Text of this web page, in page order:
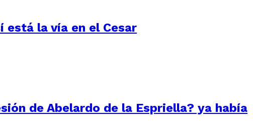
la vía en el Cesar
de Abelardo de la Espriella? ya había